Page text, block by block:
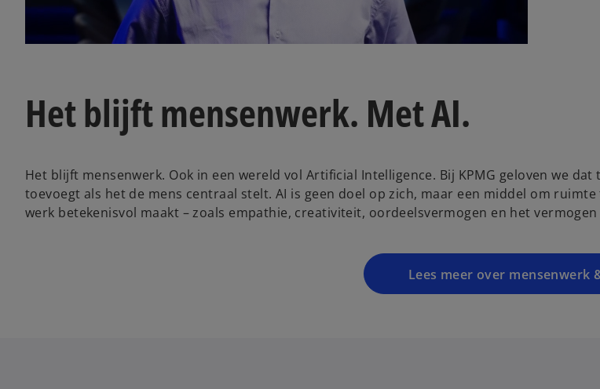
y
Het blijft mensenwerk. Met AI.
Het blijft mensenwerk. Ook in een wereld vol Artificial Intelligence. Bij KPMG geloven we
toevoegt als het de mens centraal stelt. AI is geen doel op zich, maar een middel om
werk betekenisvol maakt – zoals empathie, creativiteit, oordeelsvermogen en het
Lees meer over mensenwerk